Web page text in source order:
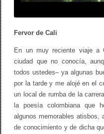
t
a
c
p
r
m
e
Fervor de Cali
En un muy reciente viaje a
ciudad que no conocía,
todos ustedes– ya algunas
por la tarde y me alojé en el
un local de rumba de la
la poesía colombiana que
algunos memorables atisbos,
de conocimiento y de dicha